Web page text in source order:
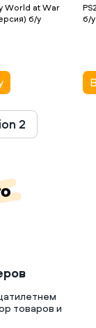
World at War
б/у
б/у
2
товаров и